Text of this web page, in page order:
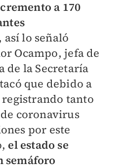
a 170
así lo señaló
Ocampo, jefa de
de la Secretaría
que debido a
registrando tanto
coronavirus
por este
el estado se
semáforo